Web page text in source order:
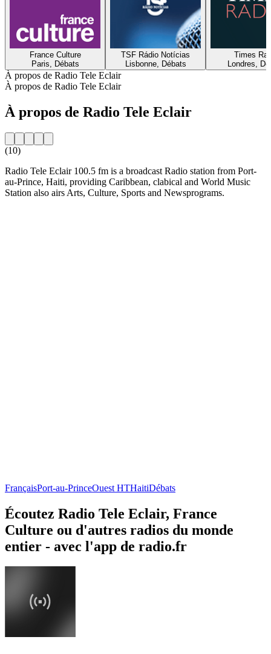
France Culture
Paris, Débats
TSF Rádio Notícias
Lisbonne, Débats
Times
Londres,
À propos de Radio Tele Eclair
À propos de Radio Tele Eclair
À propos de Radio Tele Eclair
(10)
Radio Tele Eclair 100.5 fm is a broadcast Radio station from Port-
au-Prince, Haiti, providing Caribbean, clabical and World Music
Station also airs Arts, Culture, Sports and Newsprograms.
FrançaisPort-au-PrinceOuest HTHaitiDébats
Écoutez Radio Tele Eclair, France
Culture ou d'autres radios du monde
entier - avec l'app de radio.fr